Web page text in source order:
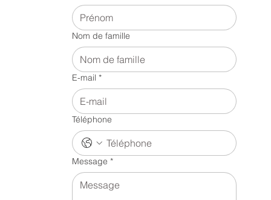
Nom de famille
E-mail *
Téléphone
Message *